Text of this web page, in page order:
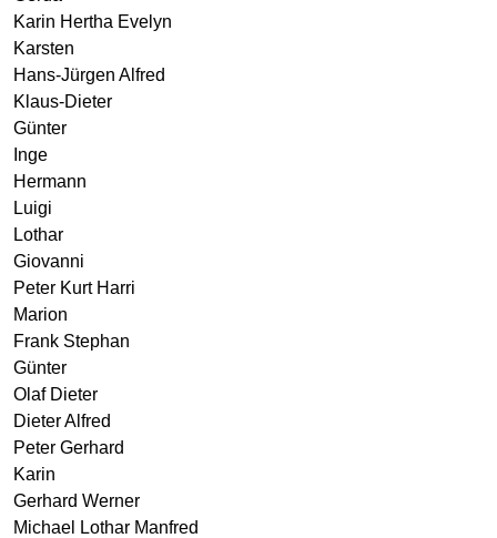
Karin Hertha Evelyn
Karsten
Hans-Jürgen Alfred
Klaus-Dieter
Günter
Inge
Hermann
Luigi
Lothar
Giovanni
Peter Kurt Harri
Marion
Frank Stephan
Günter
Olaf Dieter
Dieter Alfred
Peter Gerhard
Karin
Gerhard Werner
Michael Lothar Manfred